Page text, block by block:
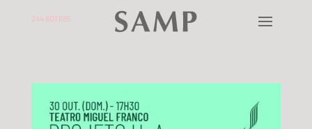
244 801 685